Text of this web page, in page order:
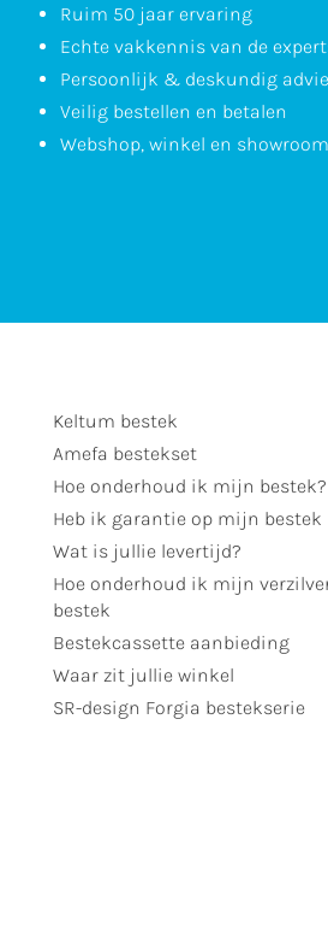
Ruim 50 jaar ervaring
Echte vakkennis van de
Persoonlijk & deskundig
Veilig bestellen en betalen
Webshop, winkel en showroom
Keltum bestek
Amefa bestekset
Hoe onderhoud ik mijn bestek?
Heb ik garantie op mijn bestek
Wat is jullie levertijd?
Hoe onderhoud ik mijn
bestek
Bestekcassette aanbieding
Waar zit jullie winkel
SR-design Forgia bestekserie